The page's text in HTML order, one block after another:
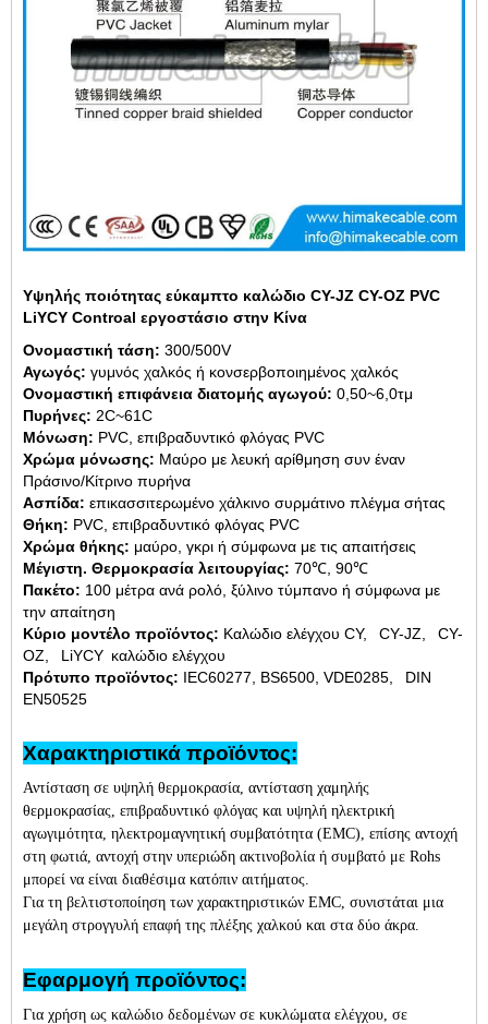
Υψηλής ποιότητας εύκαμπτο καλώδιο CY-JZ CY-OZ PVC
LiYCY Controal εργοστάσιο στην Κίνα
Ονομαστική τάση: 300/500V
Αγωγός: γυμνός χαλκός ή κονσερβοποιημένος χαλκός
Ονομαστική επιφάνεια διατομής αγωγού: 0,50~6,0τμ
Πυρήνες: 2C~61C
Μόνωση: PVC, επιβραδυντικό φλόγας PVC
Χρώμα μόνωσης: Μαύρο με λευκή αρίθμηση συν έναν
Πράσινο/Κίτρινο πυρήνα
Ασπίδα: επικασσιτερωμένο χάλκινο συρμάτινο πλέγμα σήτας
Θήκη: PVC, επιβραδυντικό φλόγας PVC
Χρώμα θήκης: μαύρο, γκρι ή σύμφωνα με τις απαιτήσεις
Μέγιστη. Θερμοκρασία λειτουργίας: 70℃, 90℃
Πακέτο: 100 μέτρα ανά ρολό, ξύλινο τύμπανο ή σύμφωνα με
την απαίτηση
Κύριο μοντέλο προϊόντος: Καλώδιο ελέγχου CY, CY-JZ, CY-
OZ, LiYCY καλώδιο ελέγχου
Πρότυπο προϊόντος: IEC60277, BS6500, VDE0285, DIN
EN50525
Χαρακτηριστικά προϊόντος:
Αντίσταση σε υψηλή θερμοκρασία, αντίσταση χαμηλής
θερμοκρασίας, επιβραδυντικό φλόγας και υψηλή ηλεκτρική
αγωγιμότητα, ηλεκτρομαγνητική συμβατότητα (EMC), επίσης αντοχή
στη φωτιά, αντοχή στην υπεριώδη ακτινοβολία ή συμβατό με Rohs
μπορεί να είναι διαθέσιμα κατόπιν αιτήματος.
Για τη βελτιστοποίηση των χαρακτηριστικών EMC, συνιστάται μια
μεγάλη στρογγυλή επαφή της πλέξης χαλκού και στα δύο άκρα.
Εφαρμογή προϊόντος:
Για χρήση ως καλώδιο δεδομένων σε κυκλώματα ελέγχου, σε